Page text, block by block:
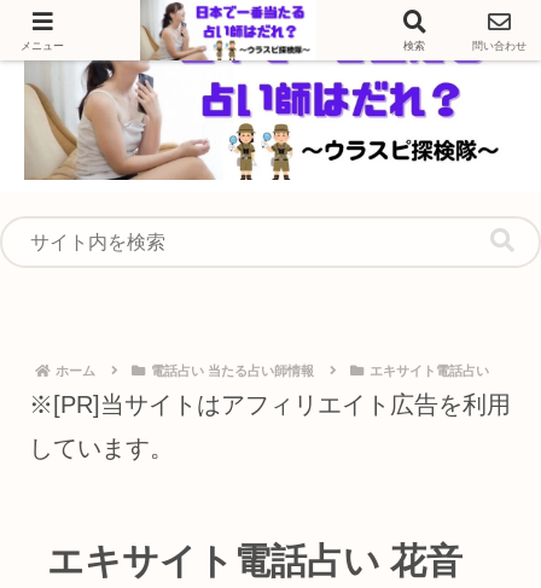
ホーム 電話占い 当たる占い師情報 エキサイト電話占い
※[PR]当サイトはアフィリエイト広告を利用
しています。
エキサイト電話占い 花音
メニュー 検索 問い合わせ